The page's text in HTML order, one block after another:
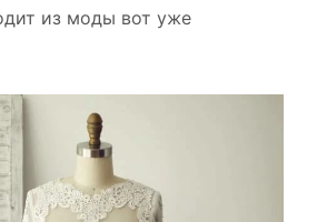
из моды вот уже